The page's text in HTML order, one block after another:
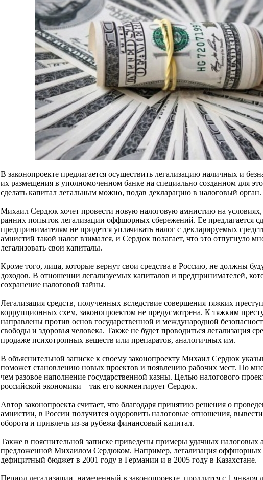
В законопроекте предлагается осуществить легализацию наличных и
их размещения в уполномоченном банке на специально созданном для
сделать капитал легальным можно, подав декларацию в налоговый орган.
Михаил Сердюк хочет провести новую налоговую амнистию на
ранних попыток легализации оффшорных сбережений. Ее предлагается
предпринимателям не придется уплачивать налог с декларируемых
амнистий такой налог взимался, и Сердюк полагает, что это отпугнуло
легализовать свои капиталы.
Кроме того, лица, которые вернут свои средства в Россию, не должны
доходов. В отношении легализуемых капиталов и предпринимателей,
сохранение налоговой тайны.
Легализация средств, полученных вследствие совершения тяжких
коррупционных схем, законопроектом не предусмотрена. К тяжким
направлены против основ государственной и международной
свободы и здоровья человека. Также не будет проводиться легализация
продаже психотропных веществ или препаратов, аналогичных им.
В объяснительной записке к своему законопроекту Михаил Сердюк
поможет становлению новых проектов и появлению рабочих мест. По
чем разовое наполнение государственной казны. Целью налогового
российской экономики – так его комментирует Сердюк.
Автор законопроекта считает, что благодаря принятию решения о
амнистии, в России получится оздоровить налоговые отношения,
оборота и привлечь из-за рубежа финансовый капитал.
Также в пояснительной записке приведены примеры удачных налоговых
предложенной Михаилом Сердюком. Например, легализация оффшорных
дефицитный бюджет в 2001 году в Германии и в 2005 году в Казахстане.
Период легализации, намеченный в законопроекте, продлится с 1 января